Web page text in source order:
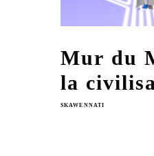
Mur du
la
SKAWENNATI